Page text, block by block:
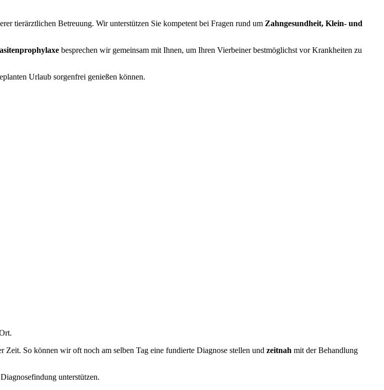
tierärztlichen Betreuung. Wir unterstützen Sie kompetent bei Fragen rund um Zahngesundheit, Klein- und
besprechen wir gemeinsam mit Ihnen, um Ihren Vierbeiner bestmöglichst vor Krankheiten zu
Urlaub sorgenfrei genießen können.
So können wir oft noch am selben Tag eine fundierte Diagnose stellen und zeitnah mit der Behandlung
unterstützen.